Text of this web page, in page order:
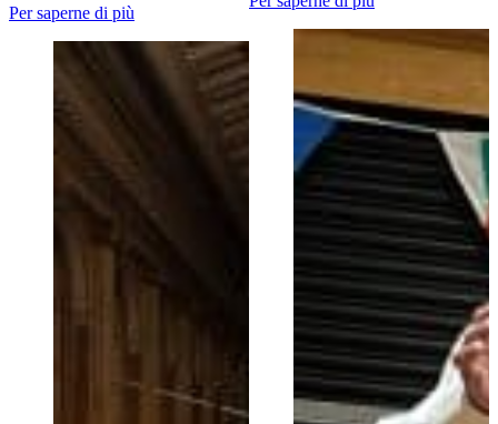
Per saperne di più